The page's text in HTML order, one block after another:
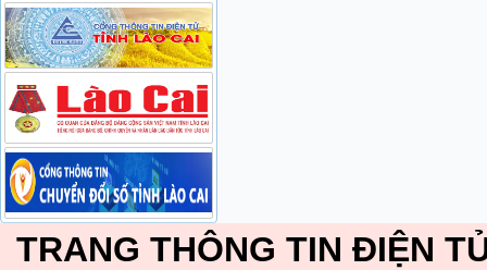
TRANG THÔNG TIN ĐIỆN